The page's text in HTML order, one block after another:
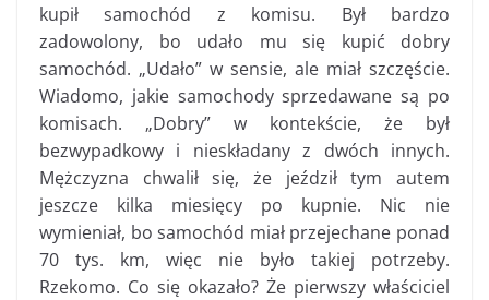
kupił samochód z komisu. Był bardzo
zadowolony, bo udało mu się kupić dobry
samochód. „Udało” w sensie, ale miał szczęście.
Wiadomo, jakie samochody sprzedawane są po
komisach. „Dobry” w kontekście, że był
bezwypadkowy i nieskładany z dwóch innych.
Mężczyzna chwalił się, że jeździł tym autem
jeszcze kilka miesięcy po kupnie. Nic nie
wymieniał, bo samochód miał przejechane ponad
70 tys. km, więc nie było takiej potrzeby.
Rzekomo. Co się okazało? Że pierwszy właściciel